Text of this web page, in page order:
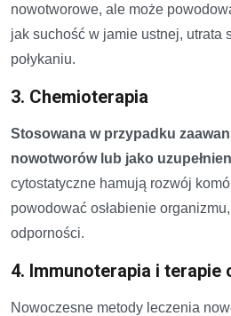
nowotworowe, ale może
jak suchość w jamie ustnej, utrata
połykaniu.
3. Chemioterapia
Stosowana w przypadku
nowotworów lub jako
cytostatyczne hamują rozwój
powodować osłabienie
odporności.
4. Immunoterapia i terapie
Nowoczesne metody leczenia